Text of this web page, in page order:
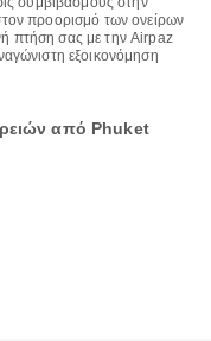
προορισμό των ονείρων
πτήση σας με την Airpaz
εξοικονόμηση
από Phuket